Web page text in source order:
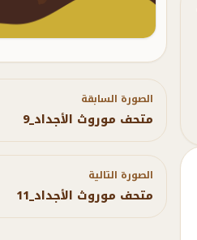
متحف موروث
الأجداد_27
الأجداد_28
الصورة السابقة
متحف موروث الأجداد_9
الصورة التالية
متحف موروث الأجداد_11